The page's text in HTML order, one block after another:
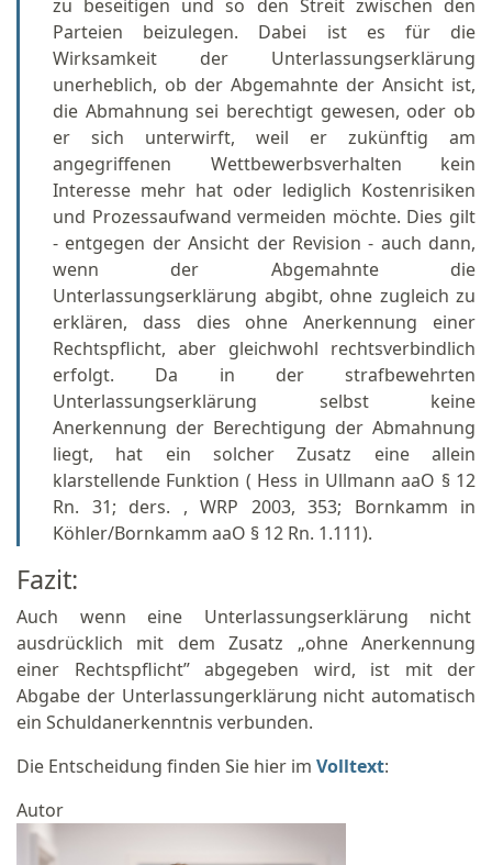
zu beseitigen und so den Streit zwischen den
Parteien beizulegen. Dabei ist es für die
Wirksamkeit der Unterlassungserklärung
unerheblich, ob der Abgemahnte der Ansicht ist,
die Abmahnung sei berechtigt gewesen, oder ob
er sich unterwirft, weil er zukünftig am
angegriffenen Wettbewerbsverhalten kein
Interesse mehr hat oder lediglich Kostenrisiken
und Prozessaufwand vermeiden möchte. Dies gilt
- entgegen der Ansicht der Revision - auch dann,
wenn der Abgemahnte die
Unterlassungserklärung abgibt, ohne zugleich zu
erklären, dass dies ohne Anerkennung einer
Rechtspflicht, aber gleichwohl rechtsverbindlich
erfolgt. Da in der strafbewehrten
Unterlassungserklärung selbst keine
Anerkennung der Berechtigung der Abmahnung
liegt, hat ein solcher Zusatz eine allein
klarstellende Funktion ( Hess in Ullmann aaO § 12
Rn. 31; ders. , WRP 2003, 353; Bornkamm in
Köhler/Bornkamm aaO § 12 Rn. 1.111).
Fazit:
Auch wenn eine Unterlassungserklärung nicht
ausdrücklich mit dem Zusatz „ohne Anerkennung
einer Rechtspflicht” abgegeben wird, ist mit der
Abgabe der Unterlassungerklärung nicht automatisch
ein Schuldanerkenntnis verbunden.
Die Entscheidung finden Sie hier im Volltext:
Autor